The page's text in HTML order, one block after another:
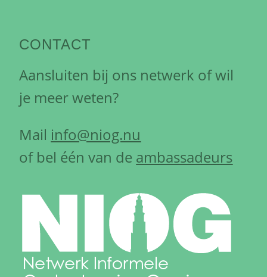
CONTACT
Aansluiten bij ons netwerk of wil
je meer weten?
Mail info@niog.nu
of bel één van de ambassadeurs